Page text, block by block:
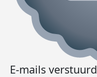
E-mails verstuurd